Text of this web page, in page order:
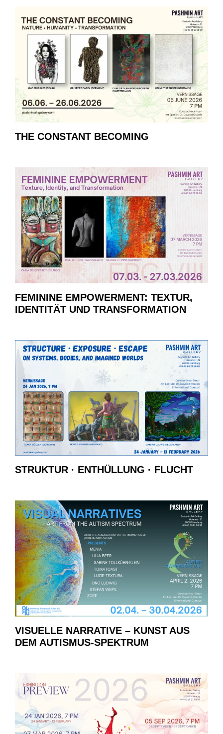
THE CONSTANT BECOMING
FEMININE EMPOWERMENT: TEXTUR,
IDENTITÄT UND TRANSFORMATION
STRUKTUR · ENTHÜLLUNG · FLUCHT
VISUELLE NARRATIVE – KUNST AUS
DEM AUTISMUS-SPEKTRUM